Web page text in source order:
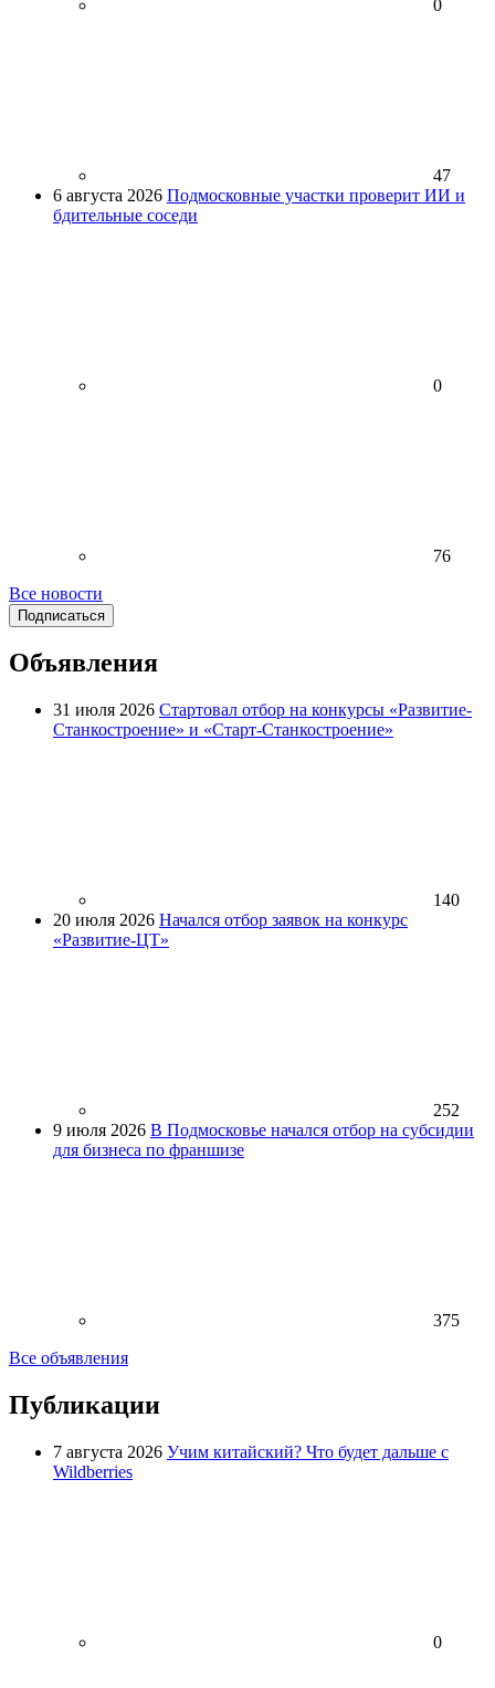
0
47
6 августа 2026 Подмосковные участки проверит ИИ и
бдительные соседи
0
76
Все новости
Подписаться
Объявления
31 июля 2026 Стартовал отбор на конкурсы «Развитие-
Станкостроение» и «Старт-Станкостроение»
140
20 июля 2026 Начался отбор заявок на конкурс
«Развитие-ЦТ»
252
9 июля 2026 В Подмосковье начался отбор на субсидии
для бизнеса по франшизе
375
Все объявления
Публикации
7 августа 2026 Учим китайский? Что будет дальше с
Wildberries
0